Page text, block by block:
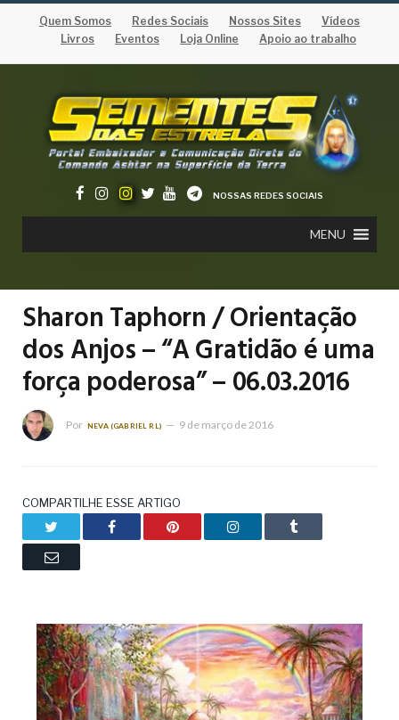
Quem Somos Redes Sociais Nossos Sites
Vídeos
Livros
Eventos Loja Online Apoio ao trabalho
NOSSAS REDES SOCIAIS
MENU
Sharon Taphorn / Orientação
dos Anjos – “A Gratidão é uma
força poderosa” – 06.03.2016
Por NEVA (GABRIEL RL) 9 de março de 2016
COMPARTILHE ESSE ARTIGO
Facebook Pinterest LinkedIn Tumblr
Email